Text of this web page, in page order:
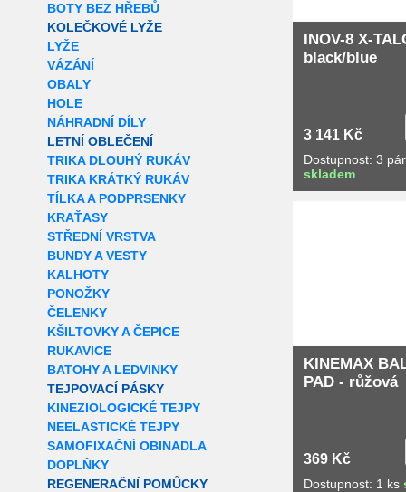
BOTY BEZ HŘEBŮ
KOLEČKOVÉ LYŽE
LYŽE
VÁZÁNÍ
OBALY
HOLE
NÁHRADNÍ DÍLY
LETNÍ OBLEČENÍ
TRIKA DLOUHÝ RUKÁV
TRIKA KRÁTKÝ RUKÁV
TÍLKA A PODPRSENKY
KRAŤASY
STŘEDNÍ VRSTVA
BUNDY A VESTY
KALHOTY
PONOŽKY
ČELENKY
KŠILTOVKY A ČEPICE
RUKAVICE
BATOHY A LEDVINKY
TEJPOVACÍ PÁSKY
KINEZIOLOGICKÉ TEJPY
NEELASTICKÉ TEJPY
SAMOFIXAČNÍ OBINADLA
DOPLŇKY
REGENERAČNÍ POMŮCKY
INOV-8 X-
black/blue
3 141 Kč
Dostupnost: 3
skladem
KINEMAX
PAD - růžová
369 Kč
Dostupnost: 1 ks